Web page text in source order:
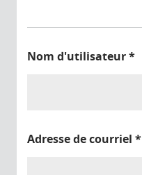
Nom d'utilisateur*
Adresse de courriel *